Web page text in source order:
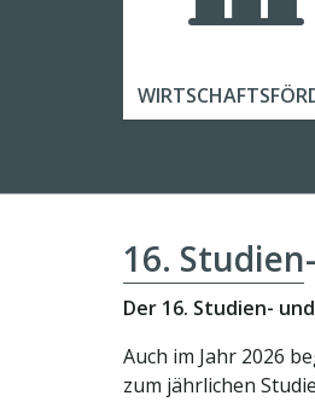
16.
Der 16. Studien-
Auch im Jahr 2026
zum jährlichen